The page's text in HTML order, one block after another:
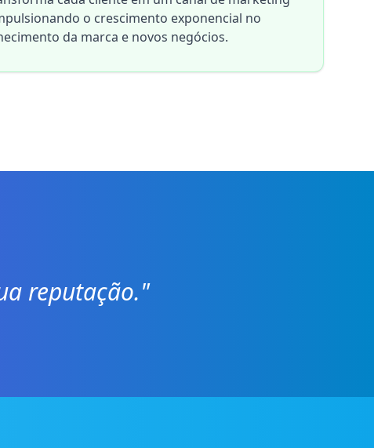
o crescimento exponencial no
da marca e novos negócios.
reputação."